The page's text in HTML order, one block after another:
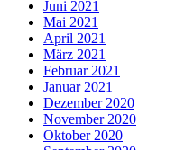
Juni 2021
Mai 2021
April 2021
März 2021
Februar 2021
Januar 2021
Dezember 2020
November 2020
Oktober 2020